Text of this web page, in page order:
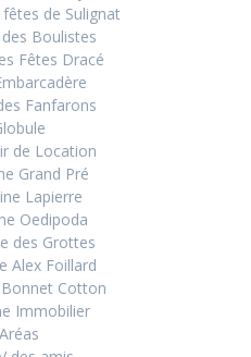
de Sulignat
Boulistes
Fêtes Dracé
Fanfarons
de Location
Grand Pré
Lapierre
Oedipoda
des Grottes
Alex Foillard
Cotton
Immobilier
Aréas